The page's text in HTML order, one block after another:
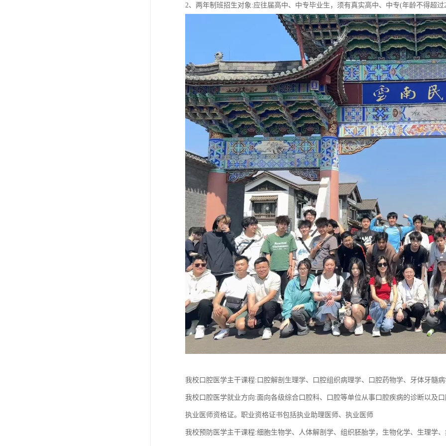
2、两年制班招生对象:应往届高中、中专毕业生，须有真实高中、中专(年龄不得超过
我校口腔医学主干课程:口腔解剖生理学、口腔组织病理学、口腔药物学、牙体牙髓
我校口腔医学就业方向:面向各级综合口腔科、口腔等单位从事口腔疾病的诊断以及
执业医师资格证。职业资格证书包括执业助理医师、执业医师
我校预防医学主干课程:细胞生物学、人体解剖学、组织胚胎学，生物化学、生理学